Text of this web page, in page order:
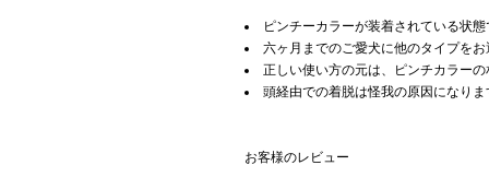
ピンチーカラーが装着されている状
六ヶ月までのご愛犬に他のタイプを
正しい使い方の元は、ピンチカラー
頭経由での着脱は怪我の原因になり
お客様のレビュー